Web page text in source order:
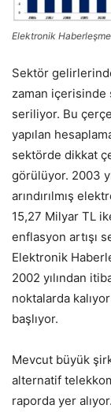
Elektronik
Sektör
zaman
seriliyor. Bu
yapılan
sektörde dikkat
görülüyor. 2003
arındırılmış
15,27 Milyar TL
enflasyon artışı
Elektronik
2002 yılından
noktalarda
başlıyor.
Mevcut büyük
alternatif
raporda yer